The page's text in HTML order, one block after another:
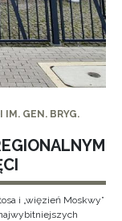
IM. GEN. BRYG.
i „więzień Moskwy”
najwybitniejszych